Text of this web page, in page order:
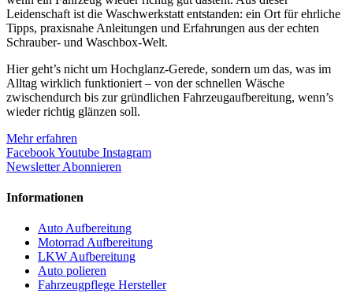
Leidenschaft ist die Waschwerkstatt entstanden: ein Ort für ehrliche
Tipps, praxisnahe Anleitungen und Erfahrungen aus der echten
Schrauber- und Waschbox-Welt.
Hier geht’s nicht um Hochglanz-Gerede, sondern um das, was im
Alltag wirklich funktioniert – von der schnellen Wäsche
zwischendurch bis zur gründlichen Fahrzeugaufbereitung, wenn’s
wieder richtig glänzen soll.
Mehr erfahren
FacebookYoutube Instagram
Newsletter Abonnieren
Informationen
Auto Aufbereitung
Motorrad Aufbereitung
LKW Aufbereitung
Auto polieren
Fahrzeugpflege Hersteller